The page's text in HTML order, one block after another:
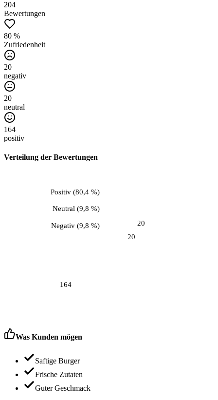
204
Bewertungen
80 %
Zufriedenheit
20
negativ
20
neutral
164
positiv
Verteilung der Bewertungen
20
Negativ(9,8 %) 20
Neutral(9,8 %)
164
Positiv(80,4 %)
Was Kunden mögen
Saftige Burger
Frische Zutaten
Guter Geschmack